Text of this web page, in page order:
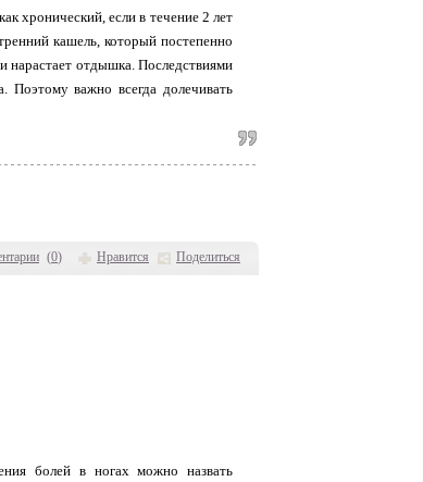
(0) Нравится Поделиться
хронический, если в течение 2 лет
кашель, который постепенно
нарастает отдышка. Последствиями
Поэтому важно всегда долечивать
болей в ногах можно назвать